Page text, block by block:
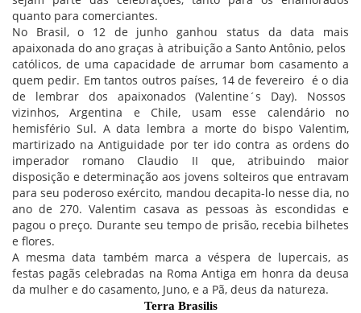
quanto para comerciantes.
No Brasil, o 12 de junho ganhou status da data mais
apaixonada do ano graças à atribuição a Santo Antônio, pelos
católicos, de uma capacidade de arrumar bom casamento a
quem pedir. Em tantos outros países, 14 de fevereiro é o dia
de lembrar dos apaixonados (Valentine´s Day). Nossos
vizinhos, Argentina e Chile, usam esse calendário no
hemisfério Sul. A data lembra a morte do bispo Valentim,
martirizado na Antiguidade por ter ido contra as ordens do
imperador romano Claudio II que, atribuindo maior
disposição e determinação aos jovens solteiros que entravam
para seu poderoso exército, mandou decapita-lo nesse dia, no
ano de 270. Valentim casava as pessoas às escondidas e
pagou o preço. Durante seu tempo de prisão, recebia bilhetes
e flores.
A mesma data também marca a véspera de lupercais, as
festas pagãs celebradas na Roma Antiga em honra da deusa
da mulher e do casamento, Juno, e a Pã, deus da natureza.
Terra Brasilis